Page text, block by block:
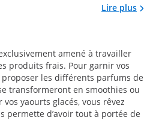
Lire plus
amené à travailler
produits frais. Pour garnir vos
proposer les différents parfums de
transformeront en smoothies ou
yaourts glacés, vous rêvez
permette d’avoir tout à portée de